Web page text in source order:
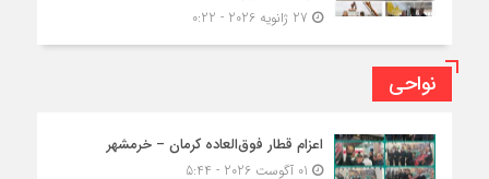
نواحی
اعزام قطار فوق‌العاده کرمان – خرمشهر